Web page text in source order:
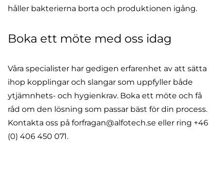
håller bakterierna borta och produktionen igång.
Boka ett möte med oss idag
Våra specialister har gedigen erfarenhet av att sätta
ihop kopplingar och slangar som uppfyller både
ytjämnhets- och hygienkrav. Boka ett möte och få
råd om den lösning som passar bäst för din process.
Kontakta oss på forfragan@alfotech.se eller ring +46
(0) 406 450 071.